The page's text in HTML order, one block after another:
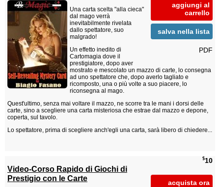
aggiungi al
carrello
salva nella lista
PDF
Una carta scelta "alla cieca"
dal mago verrà
inevitabilmente rivelata
dallo spettatore, suo
malgrado!
Un effetto inedito di
Cartomagia dove il
prestigiatore, dopo aver
mostrato e mescolato un mazzo di carte, lo consegna
ad uno spettatore che, dopo averlo tagliato e
ricomposto, una o più volte a suo piacere, lo
riconsegna al mago.
Quest'ultimo, senza mai voltare il mazzo, ne scorre tra le mani i dorsi delle
carte, sino a scegliere una carta misteriosa che estrae dal mazzo e depone,
coperta, sul tavolo.
Lo spettatore, prima di scegliere anch'egli una carta, sarà libero di chiedere...
$10
acquista ora
Video-Corso Rapido di Giochi di
Prestigio con le Carte